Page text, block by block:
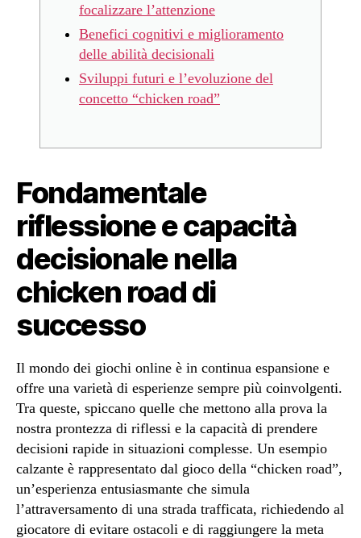
focalizzare l’attenzione
Benefici cognitivi e miglioramento
delle abilità decisionali
Sviluppi futuri e l’evoluzione del
concetto “chicken road”
Fondamentale
riflessione e capacità
decisionale nella
chicken road di
successo
Il mondo dei giochi online è in continua espansione e
offre una varietà di esperienze sempre più coinvolgenti.
Tra queste, spiccano quelle che mettono alla prova la
nostra prontezza di riflessi e la capacità di prendere
decisioni rapide in situazioni complesse. Un esempio
calzante è rappresentato dal gioco della “chicken road”,
un’esperienza entusiasmante che simula
l’attraversamento di una strada trafficata, richiedendo al
giocatore di evitare ostacoli e di raggiungere la meta